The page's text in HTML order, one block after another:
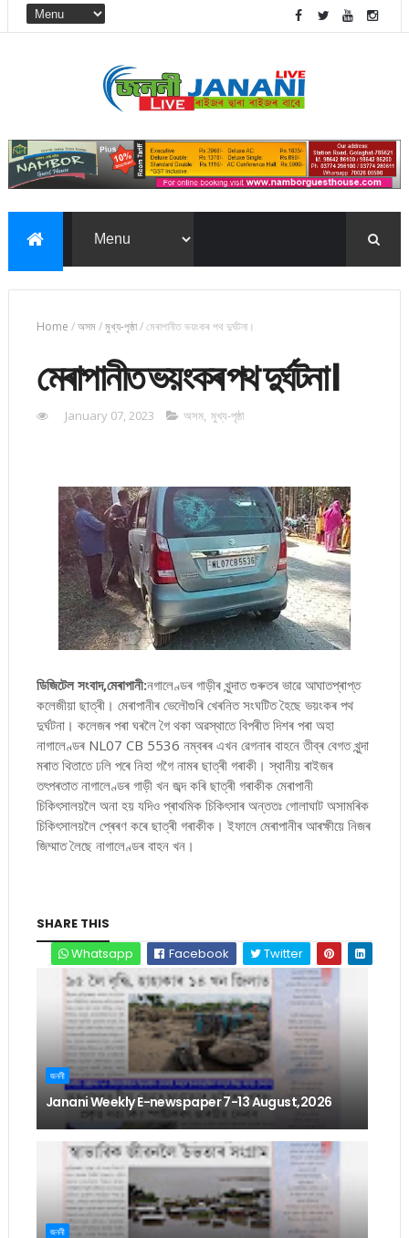
Home /অসম/মুখ্য-পৃষ্ঠা/মেৰাপানীত ভয়ংকৰ পথ দুৰ্ঘটনা।
মেৰাপানীত ভয়ংকৰ পথ দুৰ্ঘটনা।
January 07, 2023 অসম, মুখ্য-পৃষ্ঠা
ডিজিটেল সংবাদ,মেৰাপানী:নগালেণ্ডৰ গাড়ীৰ খুন্দাত গুৰুতৰ ভাৱে আঘাতপ্ৰাপ্ত
কলেজীয়া ছাত্ৰী। মেৰাপানীৰ ভেলৌগুৰি খেৰনিত সংঘটিত হৈছে ভয়ংকৰ পথ
দুৰ্ঘটনা। কলেজৰ পৰা ঘৰলৈ গৈ থকা অৱস্থাতে বিপৰীত দিশৰ পৰা অহা
নাগালেণ্ডৰ NL07 CB 5536 নম্বৰৰ এখন ৱেগনাৰ বাহনে তীব্ৰ বেগত খুন্দা
মৰাত থিতাতে ঢলি পৰে নিহা গগৈ নামৰ ছাত্ৰী গৰাকী। স্থানীয় ৰাইজৰ
তৎপৰতাত নাগালেণ্ডৰ গাড়ী খন জব্দ কৰি ছাত্ৰী গৰাকীক মেৰাপানী
চিকিৎসালয়লৈ অনা হয় যদিও প্ৰাথমিক চিকিৎসাৰ অন্ততঃ গোলাঘাট অসামৰিক
চিকিৎসালয়লৈ প্ৰেৰণ কৰে ছাত্ৰী গৰাকীক। ইফালে মেৰাপানীৰ আৰক্ষীয়ে নিজৰ
জিম্মাত লৈছে নাগালেণ্ডৰ বাহন খন।
SHARE THIS
Whatsapp
Facebook Twitter
জননী
Janani Weekly E-newspaper 7-13 August,2026
জননী